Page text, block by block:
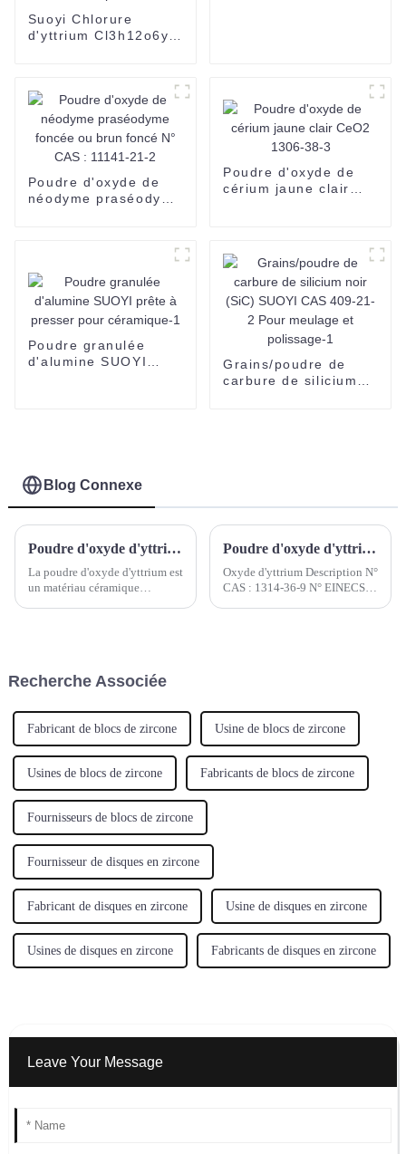
Suoyi Chlorure
d'yttrium Cl3h12o6y
No 10025-94-2
SUOYI Vente chaude
Ycl3 6H2O 4n
Chlorure d'yttrium
hexahydraté CAS No
10025-94-2 Yttrium
de haute pureté
Poudre d'oxyde de
néodyme praséodyme
Poudre d'oxyde de
cérium jaune clair
Poudre granulée
d'alumine SUOYI
Grains/poudre de
carbure de silicium
Blog Connexe
Poudre d'oxyde d'yttrium Y2O3 Cas 1314-36-9
La poudre d'oxyde d'yttrium est
un matériau céramique
performances de ces matériaux.
Poudre d'oxyde d'yttrium
Oxyde d'yttrium Description N°
CAS : 1314-36-9 N° EINECS :
Recherche Associée
Fabricant de blocs de zircone Usine de blocs de zircone
Usines de blocs de zircone Fabricants de blocs de zircone
Fournisseurs de blocs de zircone
Fournisseur de disques en zircone
Fabricant de disques en zircone Usine de disques en zircone
Usines de disques en zircone Fabricants de disques en zircone
Leave Your Message